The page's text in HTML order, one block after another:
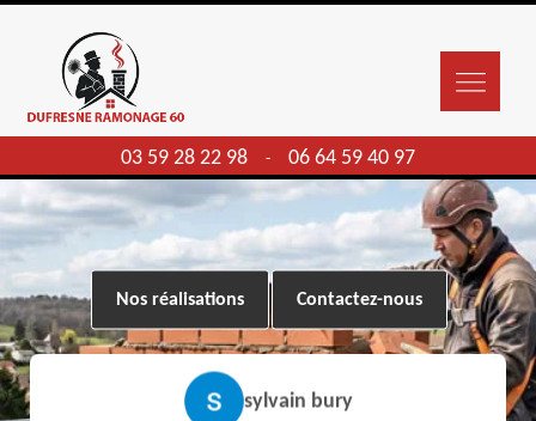
03 59 28 22 98 - 06 64 59 40 97
Nos réalisations Contactez-nous
sylvain bury